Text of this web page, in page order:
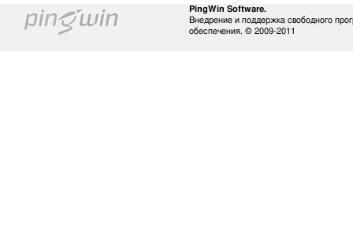
PingWin Software.
Внедрение и поддержка свободного
обеспечения. © 2009-2011